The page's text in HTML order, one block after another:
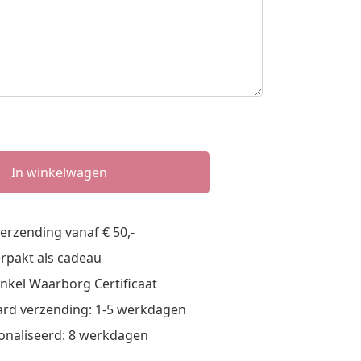
In winkelwagen
vanaf € 50,-
als cadeau
Waarborg Certificaat
verzending: 1-5 werkdagen
8 werkdagen